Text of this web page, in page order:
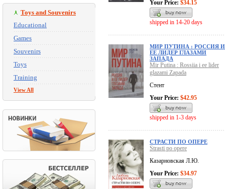
Toys and Souvenirs
Educational
Games
Souvenirs
Toys
Training
View All
Your Price: $34.15
shipped in 14-20 days
МИР ПУТИНА : РОССИЯ И
ЕЕ ЛИДЕР ГЛАЗАМИ
ЗАПАДА
Mir Putina : Rossiia i ee lider
glazami Zapada
Стент
Your Price: $42.95
shipped in 1-3 days
СТРАСТИ ПО ОПЕРЕ
Strasti po opere
Казарновская Л.Ю.
Your Price: $34.97